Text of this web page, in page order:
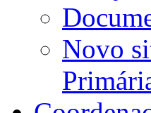
Novo